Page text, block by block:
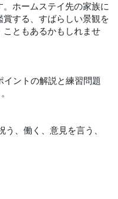
ホームステイ先の家族に
する、すばらしい景観を
こともあるかもしれませ
イントの解説と練習問題
、働く、意見を言う、